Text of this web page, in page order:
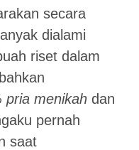
secara
dialami
riset dalam
bahkan
pria menikah dan
pernah
saat